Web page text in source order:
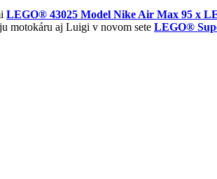
LEGO® 43025 Model Nike Air Max 95 x
motokáru aj Luigi v novom sete LEGO®